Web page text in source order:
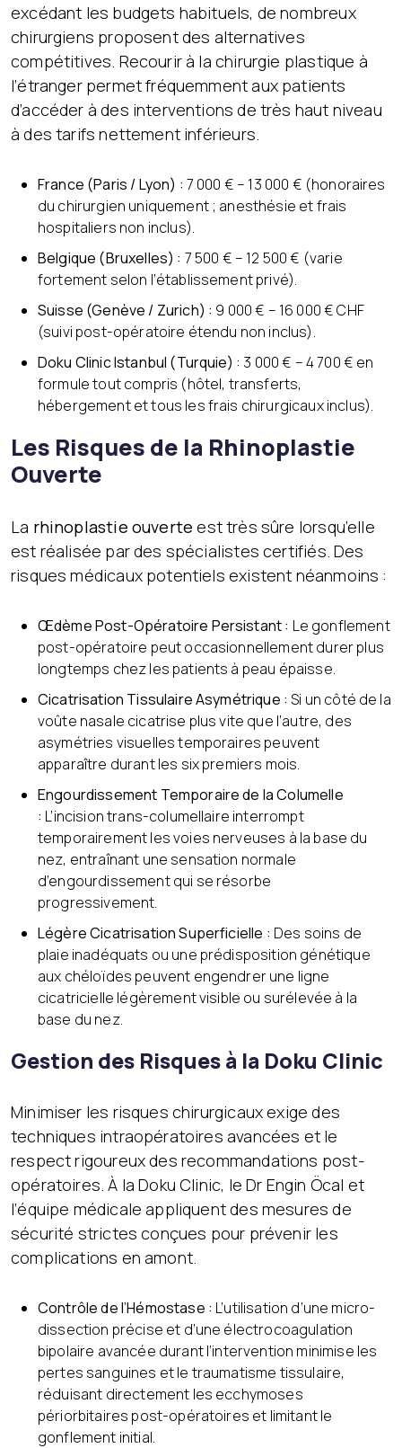
excédant les budgets habituels, de nombreux
chirurgiens proposent des alternatives
compétitives. Recourir à la chirurgie plastique à
l’étranger permet fréquemment aux patients
d’accéder à des interventions de très haut niveau
à des tarifs nettement inférieurs.
France (Paris / Lyon) : 7 000 € – 13 000 € (honoraires
du chirurgien uniquement ; anesthésie et frais
hospitaliers non inclus).
Belgique (Bruxelles) : 7 500 € – 12 500 € (varie
fortement selon l’établissement privé).
Suisse (Genève / Zurich) : 9 000 € – 16 000 € CHF
(suivi post-opératoire étendu non inclus).
Doku Clinic Istanbul (Turquie) : 3 000 € – 4 700 € en
formule tout compris (hôtel, transferts,
hébergement et tous les frais chirurgicaux inclus).
Les Risques de la Rhinoplastie
Ouverte
La rhinoplastie ouverte est très sûre lorsqu’elle
est réalisée par des spécialistes certifiés. Des
risques médicaux potentiels existent néanmoins :
Œdème Post-Opératoire Persistant : Le gonflement
post-opératoire peut occasionnellement durer plus
longtemps chez les patients à peau épaisse.
Cicatrisation Tissulaire Asymétrique : Si un côté de la
voûte nasale cicatrise plus vite que l’autre, des
asymétries visuelles temporaires peuvent
apparaître durant les six premiers mois.
Engourdissement Temporaire de la Columelle
: L’incision trans-columellaire interrompt
temporairement les voies nerveuses à la base du
nez, entraînant une sensation normale
d’engourdissement qui se résorbe
progressivement.
Légère Cicatrisation Superficielle : Des soins de
plaie inadéquats ou une prédisposition génétique
aux chéloïdes peuvent engendrer une ligne
cicatricielle légèrement visible ou surélevée à la
base du nez.
Gestion des Risques à la Doku Clinic
Minimiser les risques chirurgicaux exige des
techniques intraopératoires avancées et le
respect rigoureux des recommandations post-
opératoires. À la Doku Clinic, le Dr Engin Öcal et
l’équipe médicale appliquent des mesures de
sécurité strictes conçues pour prévenir les
complications en amont.
Contrôle de l’Hémostase : L’utilisation d’une micro-
dissection précise et d’une électrocoagulation
bipolaire avancée durant l’intervention minimise les
pertes sanguines et le traumatisme tissulaire,
réduisant directement les ecchymoses
périorbitaires post-opératoires et limitant le
gonflement initial.